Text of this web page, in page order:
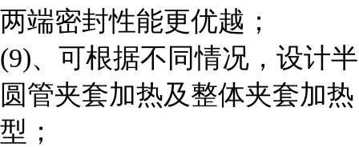
两端密封性能更优越；
(9)、可根据不同情况，设计半
圆管夹套加热及整体夹套加热
型；